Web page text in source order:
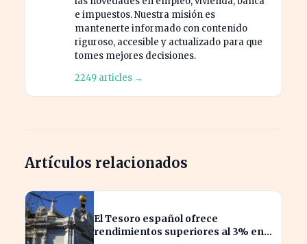
e impuestos. Nuestra misión es
mantenerte informado con contenido
riguroso, accesible y actualizado para que
tomes mejores decisiones.
2249 articles →
Artículos relacionados
El Tesoro español ofrece
rendimientos superiores al 3% en